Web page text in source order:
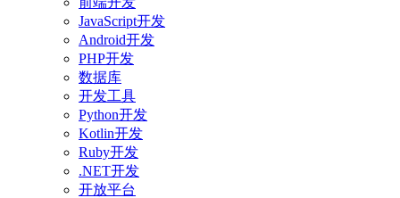
JavaScript开发
Android开发
PHP开发
数据库
开发工具
Python开发
Kotlin开发
Ruby开发
.NET开发
开放平台